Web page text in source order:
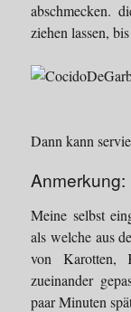
abschmecken.
ziehen lassen,
Dann kann
Anmerkung:
Meine selbst
als welche aus
von Karotten,
zueinander
paar Minuten